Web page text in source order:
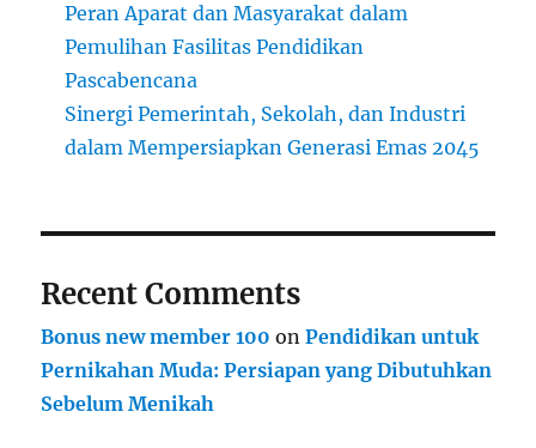
Peran Aparat dan Masyarakat dalam
Pemulihan Fasilitas Pendidikan
Pascabencana
Sinergi Pemerintah, Sekolah, dan Industri
dalam Mempersiapkan Generasi Emas 2045
Recent Comments
Bonus new member 100 onPendidikan untuk
Pernikahan Muda: Persiapan yang Dibutuhkan
Sebelum Menikah